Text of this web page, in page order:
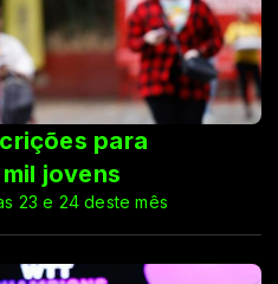
para
jovens
23 e 24 deste mês